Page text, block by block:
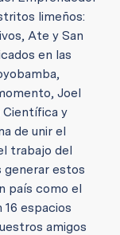
limeños:
Ate y San
en las
Joel
Científica y
de unir el
trabajo del
generar estos
país como el
16 espacios
amigos